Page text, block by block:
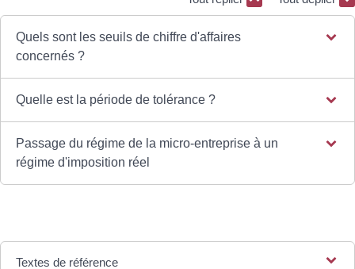
Quels sont les seuils de chiffre d'affaires
concernés ?
Quelle est la période de tolérance ?
Passage du régime de la micro-entreprise à un
régime d'imposition réel
Textes de référence